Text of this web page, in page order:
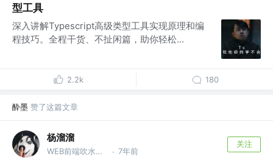
型工具
深入讲解Typescript高级类型工具实现原理和编
程技巧。全程干货、不扯闲篇，助你轻松...
2.2k 180
酔墨 赞了这篇文章
杨溜溜
WEB前端吹水工程师 @百度 · 7年前
关注